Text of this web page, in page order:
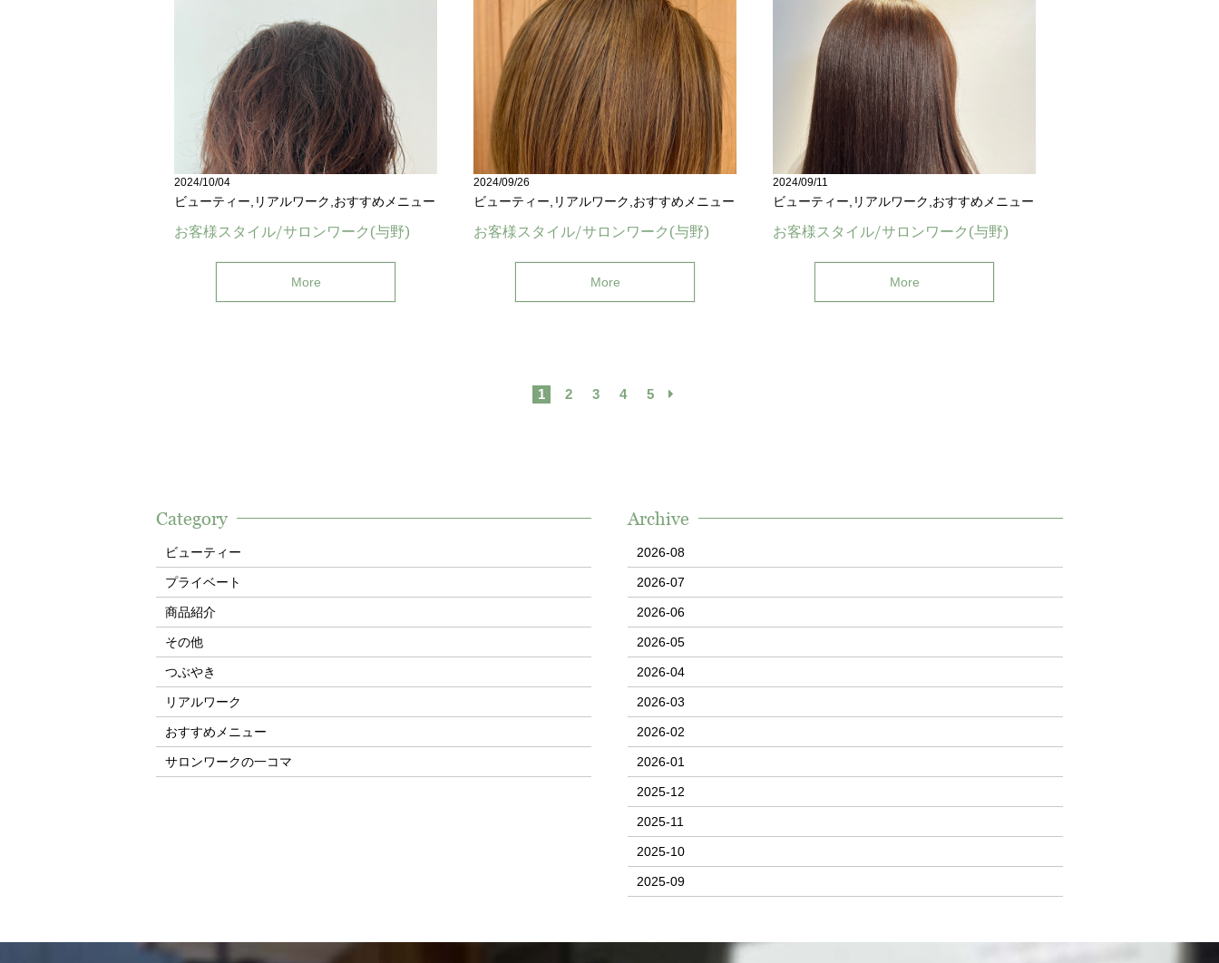
2024/10/04
ビューティー,リアルワーク,おすすめメニュー
お客様スタイル/サロンワーク(与野)
More
2024/09/26
ビューティー,リアルワーク,おすすめメニュー
お客様スタイル/サロンワーク(与野)
More
2024/09/11
ビューティー,リアルワーク,おすすめメニュー
お客様スタイル/サロンワーク(与野)
More
1 2 3 4 5
Category
ビューティー
プライベート
商品紹介
その他
つぶやき
リアルワーク
おすすめメニュー
サロンワークの一コマ
Archive
2026-08
2026-07
2026-06
2026-05
2026-04
2026-03
2026-02
2026-01
2025-12
2025-11
2025-10
2025-09